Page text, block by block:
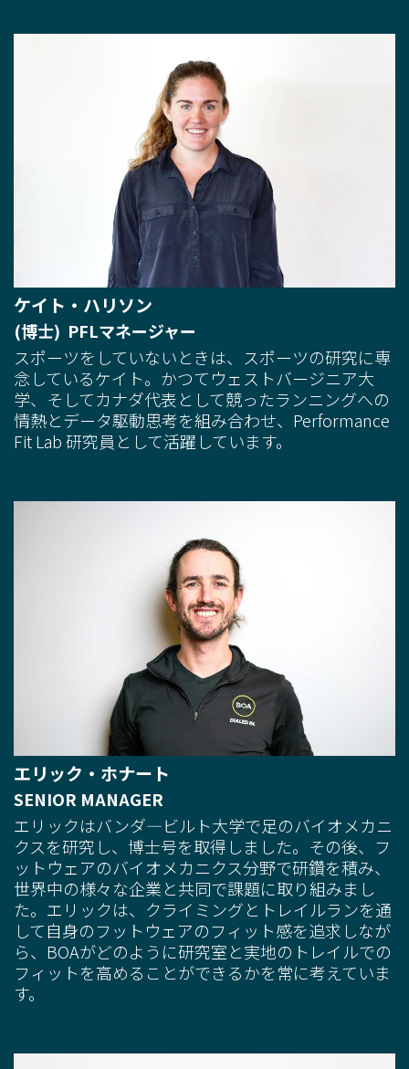
ケイト・ハリソン
(博士) PFLマネージャー
スポーツをしていないときは、スポーツの研究に専
念しているケイト。かつてウェストバージニア大
学、そしてカナダ代表として競ったランニングへの
情熱とデータ駆動思考を組み合わせ、Performance
Fit Lab 研究員として活躍しています。
エリック・ホナート
SENIOR MANAGER
エリックはバンダ―ビルト大学で足のバイオメカニ
クスを研究し、博士号を取得しました。その後、フ
ットウェアのバイオメカニクス分野で研鑽を積み、
世界中の様々な企業と共同で課題に取り組みまし
た。エリックは、クライミングとトレイルランを通
して自身のフットウェアのフィット感を追求しなが
ら、BOAがどのように研究室と実地のトレイルでの
フィットを高めることができるかを常に考えていま
す。